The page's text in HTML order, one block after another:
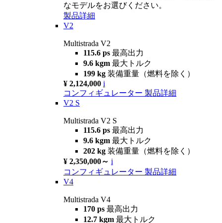
なモデルをお選びください。
製品詳細
V2
Multistrada V2
115.6 ps 最高出力
9.6 kgm 最大トルク
199 kg 装備重量（燃料を除く）
¥ 2,124,000 i
コンフィギュレーター 製品詳細
V2 S
Multistrada V2 S
115.6 ps 最高出力
9.6 kgm 最大トルク
202 kg 装備重量（燃料を除く）
¥ 2,350,000～ i
コンフィギュレーター 製品詳細
V4
Multistrada V4
170 ps 最高出力
12.7 kgm 最大トルク